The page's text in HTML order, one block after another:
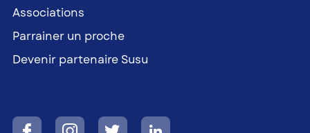
Associations
Parrainer un proche
Devenir partenaire Susu